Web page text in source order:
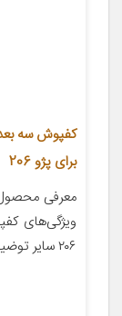
برای پژو 206
ویژگی‌های
۲۰۶ سایر توضیحات […]